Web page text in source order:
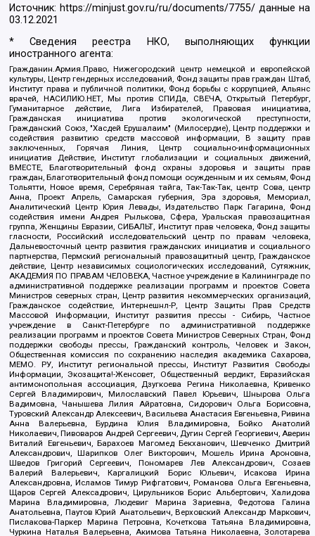
Источник: https://minjust.gov.ru/ru/documents/7755/ данные на
03.12.2021
* Сведения реестра НКО, выполняющих функции
иностранного агента:
Гражданин.Армия.Право, Нижегородский центр немецкой и европейской
культуры, Центр гендерных исследований, Фонд защиты прав граждан Штаб,
Институт права и публичной политики, Фонд борьбы с коррупцией, Альянс
врачей, НАСИЛИЮ.НЕТ, Мы против СПИДа, СВЕЧА, Открытый Петербург,
Гуманитарное действие, Лига Избирателей, Правовая инициатива,
Гражданская инициатива против экологической преступности,
Гражданский Союз, "Хасдей Ерушалаим" (Милосердие), Центр поддержки и
содействия развитию средств массовой информации, В защиту прав
заключенных, Горячая Линия, Центр социально-информационных
инициатив Действие, Институт глобализации и социальных движений,
ВМЕСТЕ, Благотворительный фонд охраны здоровья и защиты прав
граждан, Благотворительный фонд помощи осужденным и их семьям, Фонд
Тольятти, Новое время, Серебряная тайга, Так-Так-Так, центр Сова, центр
Анна, Проект Апрель, Самарская губерния, Эра здоровья, Мемориал,
Аналитический Центр Юрия Левады, Издательство Парк Гагарина, Фонд
содействия имени Андрея Рылькова, Сфера, Уральская правозащитная
группа, Женщины Евразии, СИБАЛЬТ, Институт прав человека, Фонд защиты
гласности, Российский исследовательский центр по правам человека,
Дальневосточный центр развития гражданских инициатив и социального
партнерства, Пермский региональный правозащитный центр, Гражданское
действие, Центр независимых социологических исследований, Сутяжник,
АКАДЕМИЯ ПО ПРАВАМ ЧЕЛОВЕКА, Частное учреждение в Калининграде по
административной поддержке реализации программ и проектов Совета
Министров северных стран, Центр развития некоммерческих организаций,
Гражданское содействие, Интернешнл-Р, Центр Защиты Прав Средств
Массовой Информации, Институт развития прессы - Сибирь, Частное
учреждение в Санкт-Петербурге по административной поддержке
реализации программ и проектов Совета Министров Северных Стран, Фонд
поддержки свободы прессы, Гражданский контроль, Человек и Закон,
Общественная комиссия по сохранению наследия академика Сахарова,
МЕМО. РУ, Институт региональной прессы, Институт Развития Свободы
Информации, Экозащита!-Женсовет, Общественный вердикт, Евразийская
антимонопольная ассоциация, Дзугкоева Регина Николаевна, Кривенко
Сергей Владимирович, Милославский Павел Юрьевич, Шнырова Ольга
Вадимовна, Чанышева Лилия Айратовна, Сидорович Ольга Борисовна,
Туровский Александр Алексеевич, Васильева Анастасия Евгеньевна, Ривина
Анна Валерьевна, Бурдина Юлия Владимировна, Бойко Анатолий
Николаевич, Пивоваров Андрей Сергеевич, Дугин Сергей Георгиевич, Аверин
Виталий Евгеньевич, Барахоев Магомед Бекханович, Шевченко Дмитрий
Александрович, Шарипков Олег Викторович, Мошель Ирина Ароновна,
Шведов Григорий Сергеевич, Пономарев Лев Александрович, Созаев
Валерий Валерьевич, Каргалицкий Борис Юльевич, Исакова Ирина
Александровна, Исламов Тимур Рифгатович, Романова Ольга Евгеньевна,
Щаров Сергей Алексадрович, Цирульников Борис Альбертович, Халидова
Марина Владимировна, Людевиг Марина Зариевна, Федотова Галина
Анатольевна, Паутов Юрий Анатольевич, Верховский Александр Маркович,
Пислакова-Паркер Марина Петровна, Кочеткова Татьяна Владимировна,
Чуркина Наталья Валерьевна, Акимова Татьяна Николаевна, Золотарева